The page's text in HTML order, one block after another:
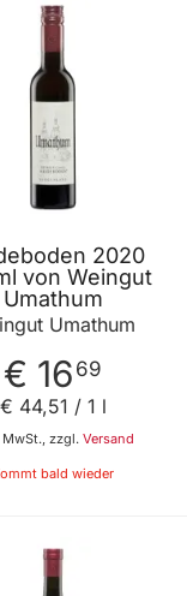
2020
von Weingut
Umathum
Umathum
€ 16 69
MwSt., zzgl. Versand
€ 44,51 / 1 l
bald wieder